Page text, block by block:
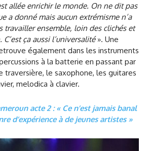
allée enrichir le monde. On ne dit pas
a donné mais aucun extrémisme n’a
travailler ensemble, loin des clichés et
ça aussi l’universalité». Une
également dans les instruments
à la batterie en passant par
traversière, le saxophone, les guitares
melodica à clavier.
acte 2 : « Ce n’est jamais banal
d’expérience à de jeunes artistes »